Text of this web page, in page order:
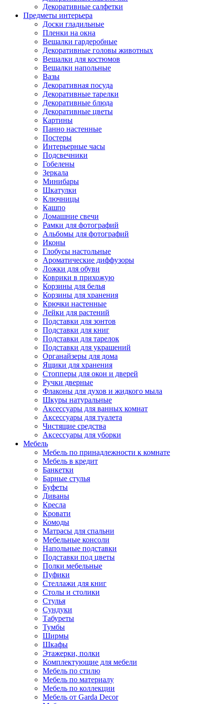
Декоративные салфетки
Предметы интерьера
Доски гладильные
Пленки на окна
Вешалки гардеробные
Декоративные головы животных
Вешалки для костюмов
Вешалки напольные
Вазы
Декоративная посуда
Декоративные тарелки
Декоративные блюда
Декоративные цветы
Картины
Панно настенные
Постеры
Интерьерные часы
Подсвечники
Гобелены
Зеркала
Минибары
Шкатулки
Ключницы
Кашпо
Домашние свечи
Рамки для фотографий
Альбомы для фотографий
Иконы
Глобусы настольные
Ароматические диффузоры
Ложки для обуви
Коврики в прихожую
Корзины для белья
Корзины для хранения
Крючки настенные
Лейки для растений
Подставки для зонтов
Подставки для книг
Подставки для тарелок
Подставки для украшений
Органайзеры для дома
Ящики для хранения
Стопперы для окон и дверей
Ручки дверные
Флаконы для духов и жидкого мыла
Шкуры натуральные
Аксессуары для ванных комнат
Аксессуары для туалета
Чистящие средства
Аксессуары для уборки
Мебель
Мебель по принадлежности к комнате
Мебель в кредит
Банкетки
Барные стулья
Буфеты
Диваны
Кресла
Кровати
Комоды
Матрасы для спальни
Мебельные консоли
Напольные подставки
Подставки под цветы
Полки мебельные
Пуфики
Стеллажи для книг
Столы и столики
Стулья
Сундуки
Табуреты
Тумбы
Ширмы
Шкафы
Этажерки, полки
Комплектующие для мебели
Мебель по стилю
Мебель по материалу
Мебель по коллекции
Мебель от Garda Decor